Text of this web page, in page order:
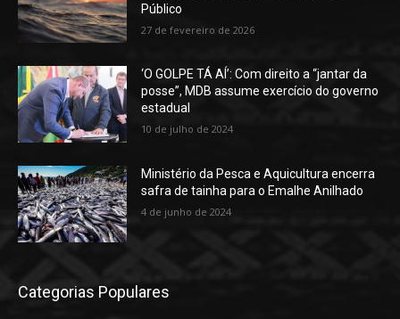
Público
27 de fevereiro de 2026
‘O GOLPE TÁ AÍ’: Com direito a “jantar da
posse”, MDB assume exercício do governo
estadual
10 de julho de 2024
Ministério da Pesca e Aquicultura encerra
safra de tainha para o Emalhe Anilhado
4 de junho de 2024
Categorias Populares